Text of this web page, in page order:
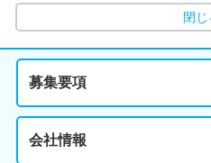
閉じ
募集要項
会社情報